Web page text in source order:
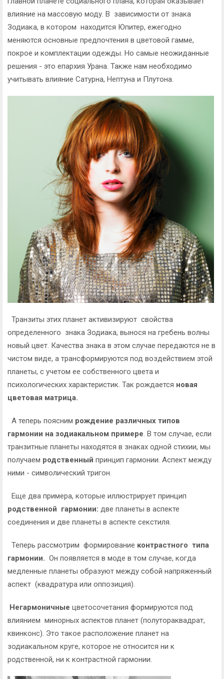
влияние на массовую моду. В зависимости от знака
Зодиака, в котором находится Юпитер, ежегодно
меняются основные предпочтения в цветовой гамме,
покрое и комплектации одежды. Но самые неожиданные
решения - это епархия Урана. Также нам необходимо
учитывать влияние Сатурна, Нептуна и Плутона.
Транзиты этих планет активизируют свойства
определенного знака Зодиака, вынося на гребень волны
новый цвет. Качества знака в этом случае передаются не в
чистом виде, а трансформируются под воздействием этой
планеты, с учетом ее собственного цвета и
психологических характеристик. Так рождается новая
цветовая матрица.
А теперь поясним рождение различных типов
гармонии на зодиакальном примере. В том случае, если
транзитные планеты находятся в знаках одной стихии, мы
получаем родственный принцип гармонии. Аспект между
ними - символический тригон.
Еще два примера, которые иллюстрирует принцип
родственной гармонии: две планеты в аспекте
соединения и две планеты в аспекте секстиля.
Теперь рассмотрим формирование контрастного типа
гармонии. Он появляется в моде в том случае, когда
медленные планеты образуют между собой напряженный
аспект (квадратура или оппозиция).
Негармоничные цветосочетания формируются под
влиянием минорных аспектов планет (полутораквадрат,
квинконс). Это такое расположение планет на
зодиакальном круге, которое не относится ни к
родственной, ни к контрастной гармонии.